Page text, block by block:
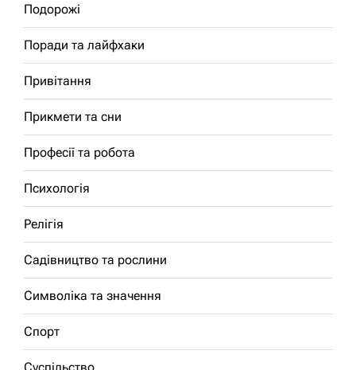
Подорожі
Поради та лайфхаки
Привітання
Прикмети та сни
Професії та робота
Психологія
Релігія
Садівництво та рослини
Символіка та значення
Спорт